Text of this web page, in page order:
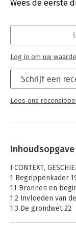
Serie:
Wees de eerste
Schrijf een
Lees ons
Log in om uw
Inhoudsopgave
I CONTEXT,
1 Begrippenkader
1.1 Bronnen en
1.2 Invloeden van
1.3 De grondwet 22